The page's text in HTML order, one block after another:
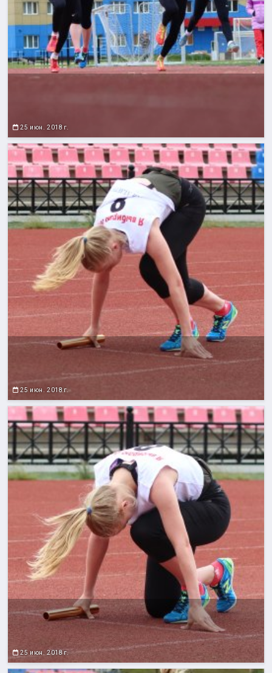
25 июн. 2018 г.
25 июн. 2018 г.
25 июн. 2018 г.